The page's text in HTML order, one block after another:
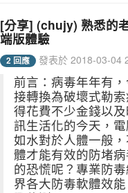
[分享] (chujy) 熟悉的
端版體驗
2 回應 發表於 2018-03-04
前言：病毒年年有
接轉換為破壞式勒
得花費不少金錢以
訊生活化的今天，
如水對於人體一般
體才能有效的防堵
的恐慌呢？專業防
界各大防毒軟體效